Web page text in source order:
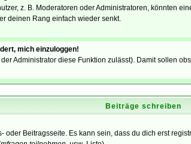
z. B. Moderatoren oder Administratoren, könnten
deinen Rang einfach wieder senkt.
mich einzuloggen!
Administrator diese Funktion zulässt). Damit sollen
Beiträge schreiben
Beitragsseite. Es kann sein, dass du dich erst